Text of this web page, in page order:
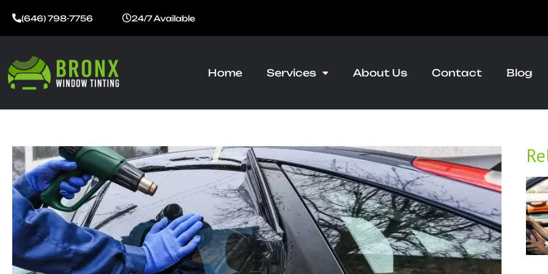
(646) 798-7756 24/7 Available
Home Services About Us Contact Blog